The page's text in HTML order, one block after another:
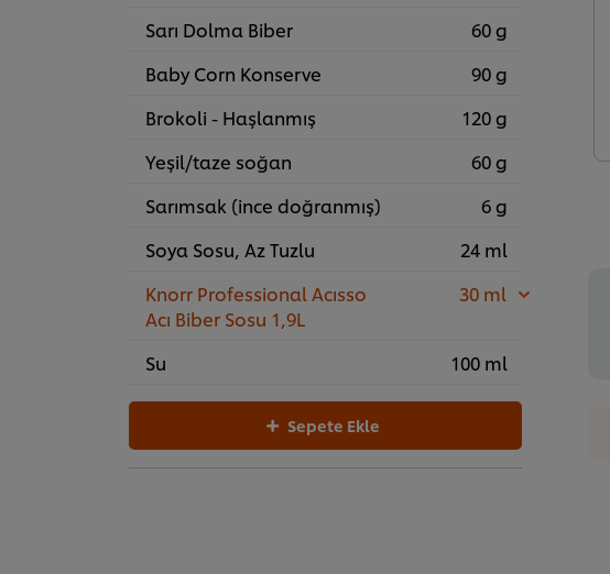
Sarı Dolma Biber
60 g
Baby Corn Konserve
90 g
Brokoli - Haşlanmış
120 g
Yeşil/taze soğan
60 g
Sarımsak (ince doğranmış)
6 g
Soya Sosu, Az Tuzlu
24 ml
Knorr Professional Acısso
Acı Biber Sosu 1,9L
30 ml
Su 100 ml
Sepete Ekle